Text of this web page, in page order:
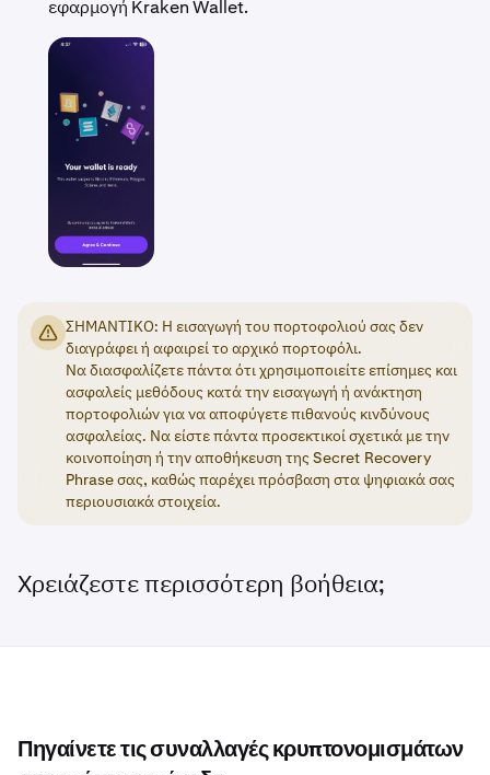
εφαρμογή Kraken Wallet.
ΣΗΜΑΝΤΙΚΟ: Η εισαγωγή του πορτοφολιού σας δεν
διαγράφει ή αφαιρεί το αρχικό πορτοφόλι.
Να διασφαλίζετε πάντα ότι χρησιμοποιείτε επίσημες και
ασφαλείς μεθόδους κατά την εισαγωγή ή ανάκτηση
πορτοφολιών για να αποφύγετε πιθανούς κινδύνους
ασφαλείας. Να είστε πάντα προσεκτικοί σχετικά με την
κοινοποίηση ή την αποθήκευση της Secret Recovery
Phrase σας, καθώς παρέχει πρόσβαση στα ψηφιακά σας
περιουσιακά στοιχεία.
Χρειάζεστε περισσότερη βοήθεια;
Πηγαίνετε τις συναλλαγές κρυπτονομισμάτων